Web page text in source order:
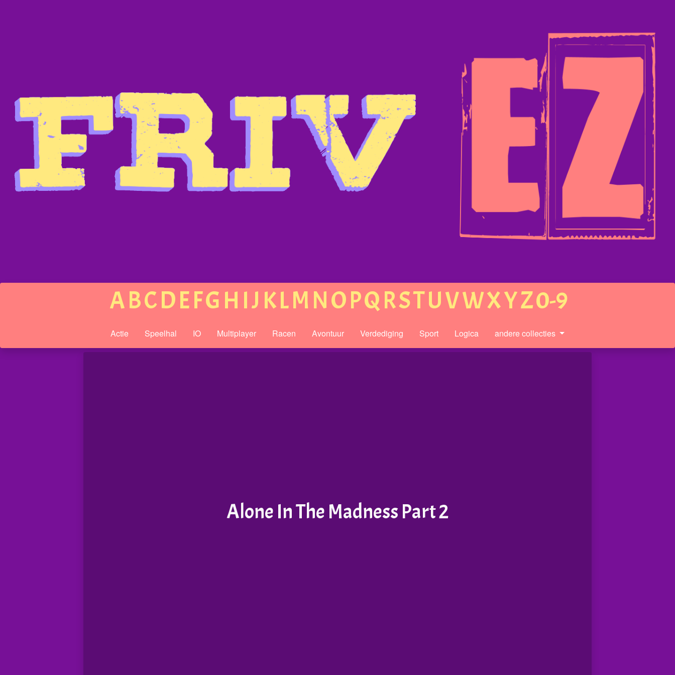
ABCDEFGH IJ KLMNOPQRSTUVWXYZ0-9
Actie Speelhal IO Multiplayer Racen Avontuur Verdediging Sport Logica andere collecties
Alone In The Madness Part 2